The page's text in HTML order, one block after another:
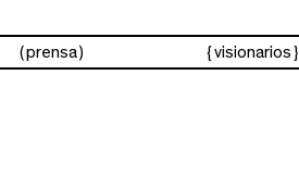
prensa visionarios